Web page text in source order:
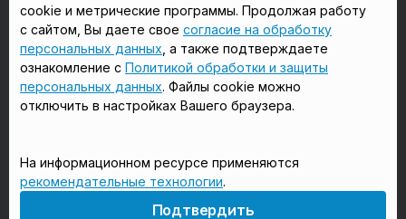
в Красногорске в Королёве
в Домодедово в Щёлково
18+
Мы в соцсетях
cookie и метрические программы. Продолжая работу
с сайтом, Вы даете свое согласие на обработку
персональных данных , а также подтверждаете
ознакомление с Политикой обработки и защиты
персональных данных. Файлы cookie можно
отключить в настройках Вашего браузера.
На информационном ресурсе применяются
рекомендательные технологии.
Подтвердить